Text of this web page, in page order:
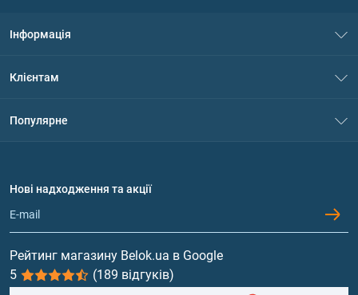
Інформація
Політика конфіденційності
Обмін та повернення
Клієнтам
Популярне
Протеїн
Гейнери
Вітаміни та мінерали
Риб'ячий жир, жирні кислоти
Нові надходження та акції
Рейтинг магазину Belok.ua в Google
5
(189 відгуків)